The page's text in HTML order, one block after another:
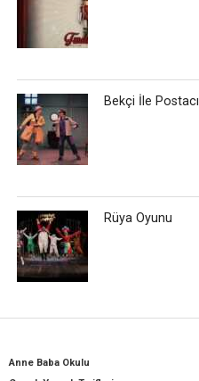
Bekçi İle Postacı
Rüya Oyunu
Anne Baba Okulu